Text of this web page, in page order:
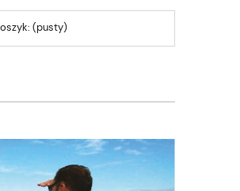
(pusty)